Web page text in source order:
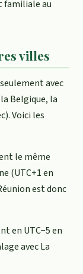
familiale au
villes
avec
Belgique, la
Voici les
le même
(UTC+1 en
est donc
en UTC−5 en
avec La